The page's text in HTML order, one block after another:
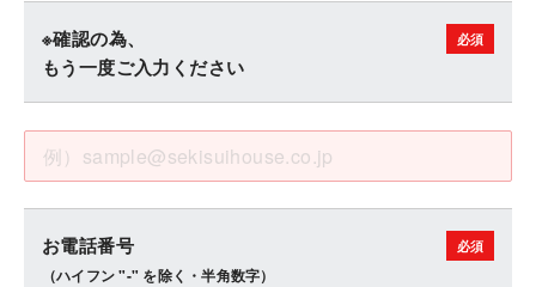
※確認の為、
もう一度ご入力ください
お電話番号
（ハイフン "-" を除く・半角数字）